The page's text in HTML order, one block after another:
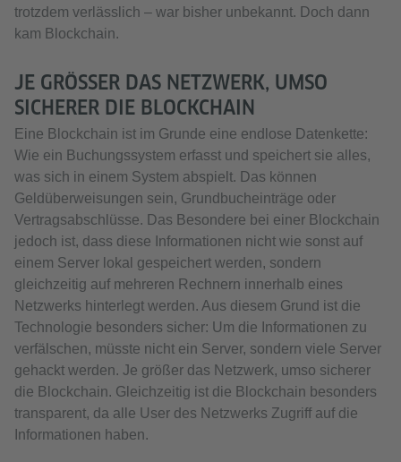
trotzdem verlässlich – war bisher unbekannt. Doch dann
kam Blockchain.
JE GRÖSSER DAS NETZWERK, UMSO S
ICHERER DIE BLOCKCHAIN
Eine Blockchain ist im Grunde eine endlose Datenkette:
Wie ein Buchungssystem erfasst und speichert sie alles,
was sich in einem System abspielt. Das können
Geldüberweisungen sein, Grundbucheinträge oder
Vertragsabschlüsse. Das Besondere bei einer Blockchain
jedoch ist, dass diese Informationen nicht wie sonst auf
einem Server lokal gespeichert werden, sondern
gleichzeitig auf mehreren Rechnern innerhalb eines
Netzwerks hinterlegt werden. Aus diesem Grund ist die
Technologie besonders sicher: Um die Informationen zu
verfälschen, müsste nicht ein Server, sondern viele Server
gehackt werden. Je größer das Netzwerk, umso sicherer
die Blockchain. Gleichzeitig ist die Blockchain besonders
transparent, da alle User des Netzwerks Zugriff auf die
Informationen haben.